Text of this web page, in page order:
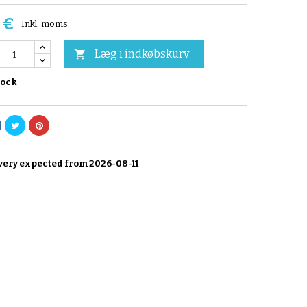
€ Inkl. moms
 Læg i indkøbskurv
expected from 2026-08-11